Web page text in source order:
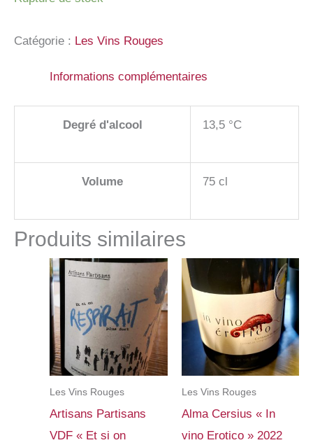
Catégorie : Les Vins Rouges
Informations complémentaires
Degré d'alcool 13,5 °C
Volume 75 cl
Produits similaires
Les Vins Rouges
Artisans Partisans
VDF « Et si on
Les Vins Rouges
Alma Cersius « In
vino Erotico » 2022